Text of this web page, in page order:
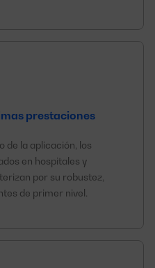
prestaciones
de la aplicación, los
en hospitales y
por su robustez,
de primer nivel.